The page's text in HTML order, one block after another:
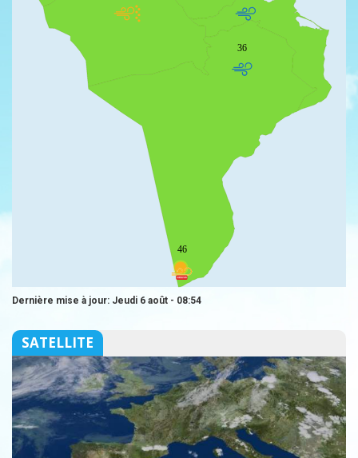
36
46
Dernière mise à jour: Jeudi 6 août - 08:54
SATELLITE